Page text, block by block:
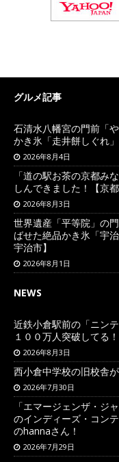
グルメ記事
石清水八幡宮の門前「
かき氷「走井餅しぐれ
2026年8月4日
「道の駅お茶の京都み
しんできました！【京
2026年8月3日
世界遺産「平等院」の
ばせた絶品かき氷「宇
宇治市】
2026年8月1日
NEWS
近鉄小倉駅前の「ニン
１００万人突破してる
2026年8月3日
西小倉中学校の旧校舎
2026年7月30日
「エマージェンザ・ジ
のインディーズ・コン
のhannaさん！
2026年7月29日